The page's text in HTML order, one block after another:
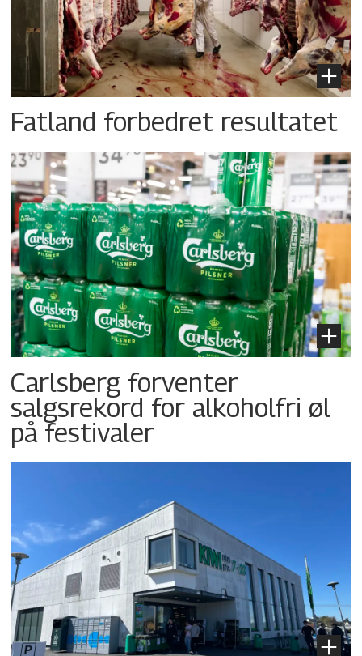
Fatland forbedret resultatet
Carlsberg forventer
salgsrekord for alkoholfri øl
på festivaler